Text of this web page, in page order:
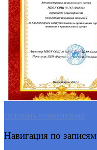
Оставить комментарий
Навигация по записям